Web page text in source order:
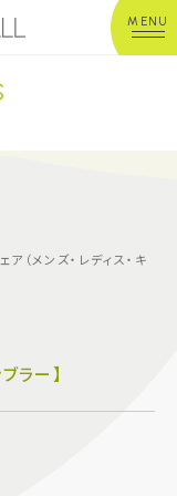
MENU
ア（メンズ・レディス・キ
ラー】